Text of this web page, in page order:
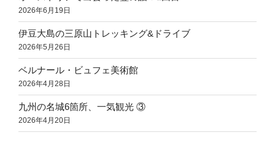
2026年6月19日
伊豆大島の三原山トレッキング&ドライブ
2026年5月26日
ベルナール・ビュフェ美術館
2026年4月28日
九州の名城6箇所、一気観光 ③
2026年4月20日